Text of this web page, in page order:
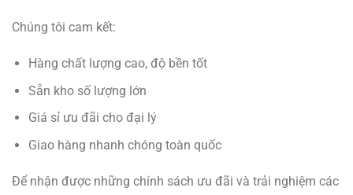
Chúng tôi cam kết:
Hàng chất lượng cao, độ bền tốt
Sẵn kho số lượng lớn
Giá sỉ ưu đãi cho đại lý
Giao hàng nhanh chóng toàn quốc
Để nhận được những chính sách ưu đãi và trải nghiệm các